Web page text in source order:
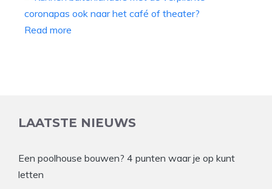
Read more
LAATSTE NIEUWS
Een poolhouse bouwen? 4 punten waar je op kunt
letten